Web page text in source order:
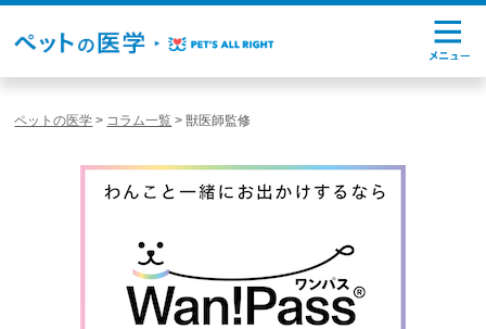
ペットの医学 > コラム一覧 >獣医師監修